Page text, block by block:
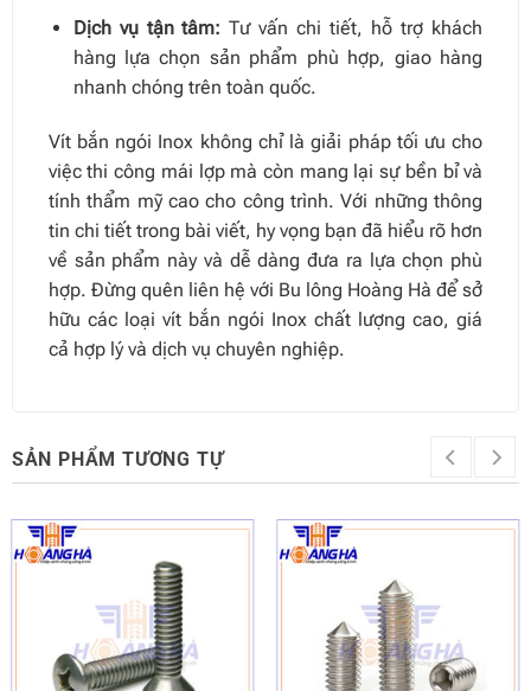
Dịch vụ tận tâm: Tư vấn chi tiết, hỗ trợ khách
hàng lựa chọn sản phẩm phù hợp, giao hàng
nhanh chóng trên toàn quốc.
Vít bắn ngói Inox không chỉ là giải pháp tối ưu cho
việc thi công mái lợp mà còn mang lại sự bền bỉ và
tính thẩm mỹ cao cho công trình. Với những thông
tin chi tiết trong bài viết, hy vọng bạn đã hiểu rõ hơn
về sản phẩm này và dễ dàng đưa ra lựa chọn phù
hợp. Đừng quên liên hệ với Bu lông Hoàng Hà để sở
hữu các loại vít bắn ngói Inox chất lượng cao, giá
cả hợp lý và dịch vụ chuyên nghiệp.
SẢN PHẨM TƯƠNG TỰ